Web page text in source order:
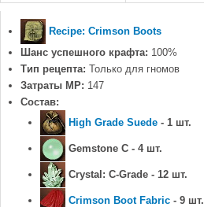
Recipe: Crimson Boots
Шанс успешного крафта: 100%
Тип рецепта: Только для гномов
Затраты MP: 147
Состав:
High Grade Suede - 1 шт.
Gemstone C - 4 шт.
Crystal: C-Grade - 12 шт.
Crimson Boot Fabric - 9 шт.